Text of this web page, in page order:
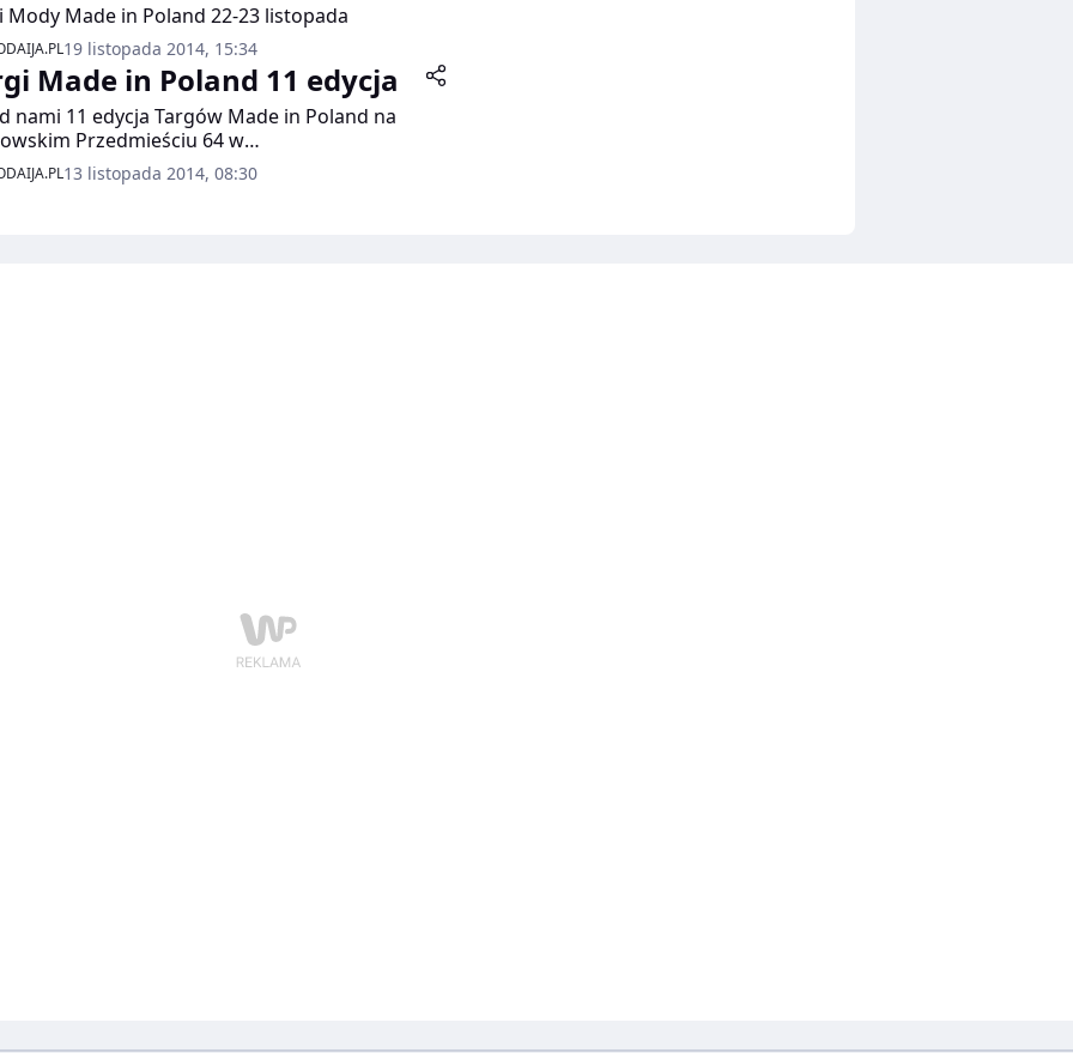
Mody Made in Poland 22-23 listopada
19 listopada 2014, 15:34
Made in Poland 11 edycja
nami 11 edycja Targów Made in Poland na
Przedmieściu 64 w
się 15-16 listopda (sobota,
w Domu Polonii. To dobry czas żeby
13 listopada 2014, 08:30